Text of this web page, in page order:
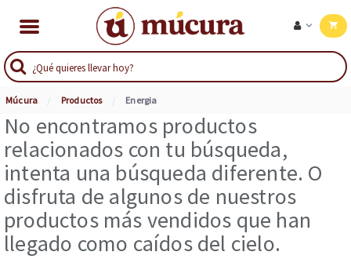
Múcura Productos Energia
No encontramos productos
relacionados con tu búsqueda,
intenta una búsqueda diferente. O
disfruta de algunos de nuestros
productos más vendidos que han
llegado como caídos del cielo.